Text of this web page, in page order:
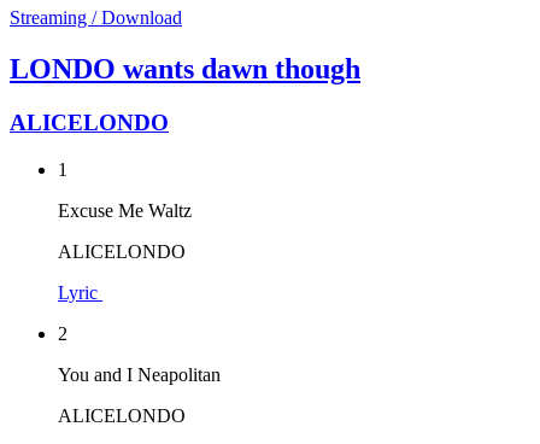
Streaming / Download
LONDO wants dawn though
ALICELONDO
1
Excuse Me Waltz
ALICELONDO
Lyric
2
You and I Neapolitan
ALICELONDO